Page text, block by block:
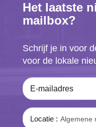
Het laatste
mailbox?
Schrijf je in voor
voor de lokale
E-mailadres
Locatie Algemene